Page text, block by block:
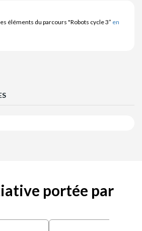
éléments du parcours "Robots cycle 3” en
portée par